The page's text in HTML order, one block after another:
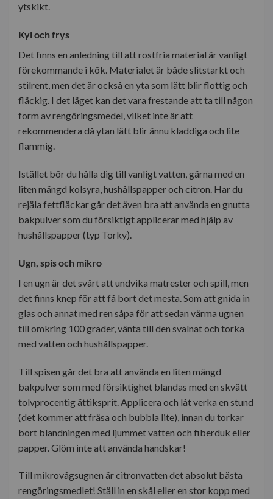
ytskikt.
Kyl och frys
Det finns en anledning till att rostfria material är vanligt
förekommande i kök. Materialet är både slitstarkt och
stilrent, men det är också en yta som lätt blir flottig och
fläckig. I det läget kan det vara frestande att ta till någon
form av rengöringsmedel, vilket inte är att
rekommendera då ytan lätt blir ännu kladdiga och lite
flammig.
Istället bör du hålla dig till vanligt vatten, gärna med en
liten mängd kolsyra, hushållspapper och citron. Har du
rejäla fettfläckar går det även bra att använda en gnutta
bakpulver som du försiktigt applicerar med hjälp av
hushållspapper (typ Torky).
Ugn, spis och mikro
I en ugn är det svårt att undvika matrester och spill, men
det finns knep för att få bort det mesta. Som att gnida in
glas och annat med ren såpa för att sedan värma ugnen
till omkring 100 grader, vänta till den svalnat och torka
med vatten och hushållspapper.
Till spisen går det bra att använda en liten mängd
bakpulver som med försiktighet blandas med en skvätt
tolvprocentig ättiksprit. Applicera och låt verka en stund
(det kommer att fräsa och bubbla lite), innan du torkar
bort blandningen med ljummet vatten och fiberduk eller
papper. Glöm inte att använda handskar!
Till mikrovågsugnen är citronvatten det absolut bästa
rengöringsmedlet! Ställ in en skål eller en stor kopp med